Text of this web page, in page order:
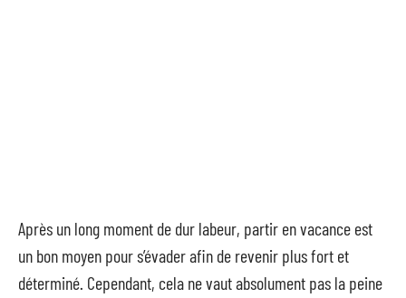
Après un long moment de dur labeur, partir en vacance est
un bon moyen pour s’évader afin de revenir plus fort et
déterminé. Cependant, cela ne vaut absolument pas la peine